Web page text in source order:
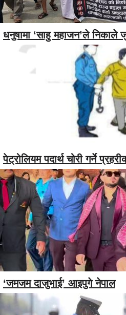
धनुषामा ‘साहु महाजन’ले निकाले
पेट्रोलियम पदार्थ चोरी गर्ने
‘जमजम दाजुभाई’ आइपुगे नेपाल